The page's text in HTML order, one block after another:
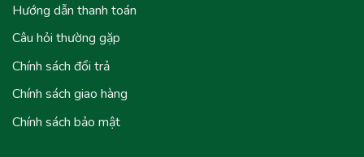
Hướng dẫn thanh toán
Câu hỏi thường gặp
Chính sách đổi trả
Chính sách giao hàng
Chính sách bảo mật